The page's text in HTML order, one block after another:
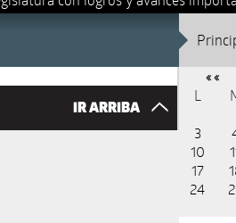
IR ARRIBA
« «
L
3
10
17
24